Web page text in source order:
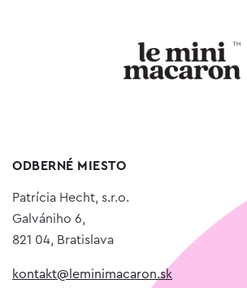
ODBERNÉ MIESTO
Patrícia Hecht, s.r.o.
Galvániho 6,
821 04, Bratislava
kontakt@leminimacaron.sk